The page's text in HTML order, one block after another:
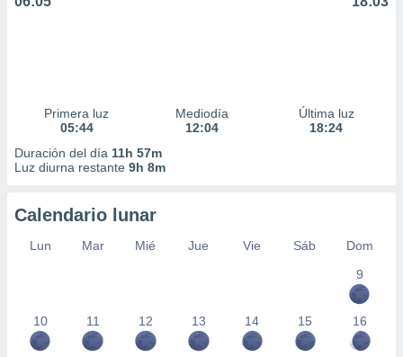
Primera luz
05:44
Mediodía
12:04
Última luz
18:24
Duración del día 11h 57m
Luz diurna restante 9h 8m
Calendario lunar
Lun Mar Mié Jue Vie Sáb
Dom
9
10 11 12 13 14 15 16